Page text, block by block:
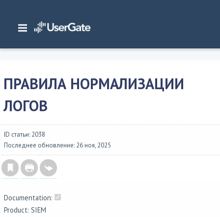
Главная/ Документация/SIEM/
UserGate SIEM 7.x Руководство администратора
ПРАВИЛА НОРМАЛИЗАЦИИ
ЛОГОВ
ID статьи: 2038
Последнее обновление: 26 ноя, 2025
Documentation:
Product: SIEM